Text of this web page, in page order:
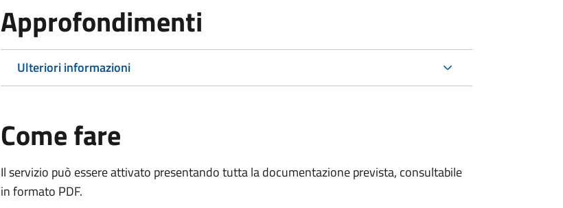
Approfondimenti
Ulteriori informazioni
Come fare
Il servizio può essere attivato presentando tutta la documentazione prevista, consultabile
in formato PDF.